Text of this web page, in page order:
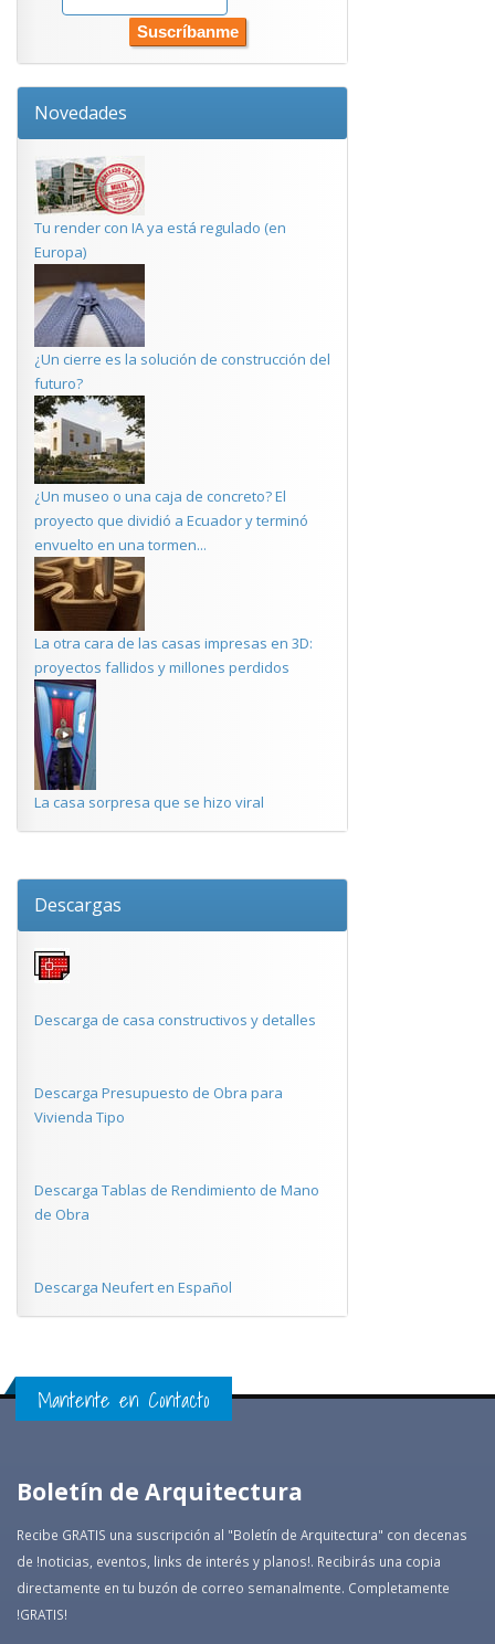
Novedades
Tu render con IA ya está regulado (en
Europa)
¿Un cierre es la solución de construcción del
futuro?
¿Un museo o una caja de concreto? El
proyecto que dividió a Ecuador y terminó
envuelto en una tormen...
La otra cara de las casas impresas en 3D:
proyectos fallidos y millones perdidos
La casa sorpresa que se hizo viral
Descargas
Descarga de casa constructivos y detalles
Descarga Presupuesto de Obra para
Vivienda Tipo
Descarga Tablas de Rendimiento de Mano
de Obra
Descarga Neufert en Español
Mantente en Contacto
Boletín de Arquitectura
Recibe GRATIS una suscripción al "Boletín de Arquitectura" con decenas
de !noticias, eventos, links de interés y planos!. Recibirás una copia
directamente en tu buzón de correo semanalmente. Completamente
!GRATIS!